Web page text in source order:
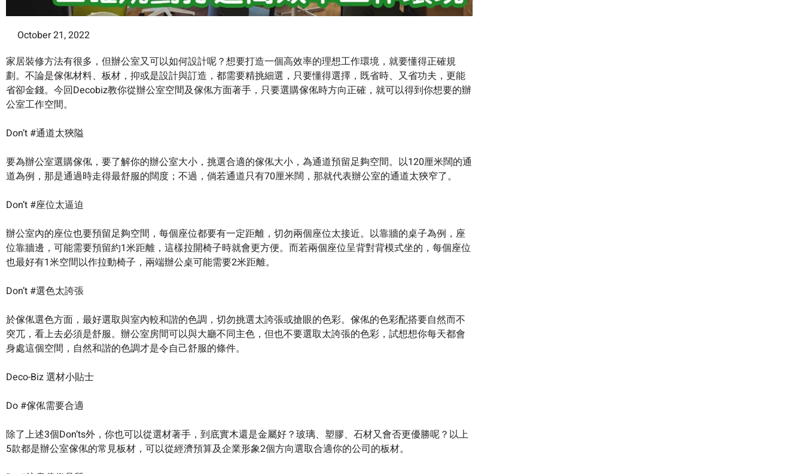
October 21, 2022
家居裝修方法有很多，但辦公室又可以如何設計呢？想要打造一個高效率的理想工作環境，就要懂得正確規
劃。不論是傢俬材料、板材，抑或是設計與訂造，都需要精挑細選，只要懂得選擇，既省時、又省功夫，更能
省卻金錢。今回Decobiz教你從辦公室空間及傢俬方面著手，只要選購傢俬時方向正確，就可以得到你想要的辦
公室工作空間。
Don’t #通道太狹隘
要為辦公室選購傢俬，要了解你的辦公室大小，挑選合適的傢俬大小，為通道預留足夠空間。以120厘米闊的通
道為例，那是通過時走得最舒服的闊度；不過，倘若通道只有70厘米闊，那就代表辦公室的通道太狹窄了。
Don’t #座位太逼迫
辦公室內的座位也要預留足夠空間，每個座位都要有一定距離，切勿兩個座位太接近。以靠牆的桌子為例，座
位靠牆邊，可能需要預留約1米距離，這樣拉開椅子時就會更方便。而若兩個座位呈背對背模式坐的，每個座位
也最好有1米空間以作拉動椅子，兩端辦公桌可能需要2米距離。
Don’t #選色太誇張
於傢俬選色方面，最好選取與室內較和諧的色調，切勿挑選太誇張或搶眼的色彩。傢俬的色彩配搭要自然而不
突兀，看上去必須是舒服。辦公室房間可以與大廳不同主色，但也不要選取太誇張的色彩，試想想你每天都會
身處這個空間，自然和諧的色調才是令自己舒服的條件。
Deco-Biz 選材小貼士
Do #傢俬需要合適
除了上述3個Don’ts外，你也可以從選材著手，到底實木還是金屬好？玻璃、塑膠、石材又會否更優勝呢？以上
5款都是辦公室傢俬的常見板材，可以從經濟預算及企業形象2個方向選取合適你的公司的板材。